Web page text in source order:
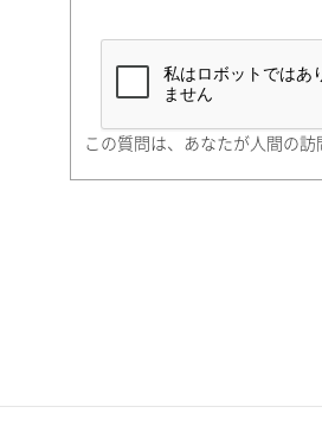
町名・番地（勤務先）
この質問は、あなたが人間の